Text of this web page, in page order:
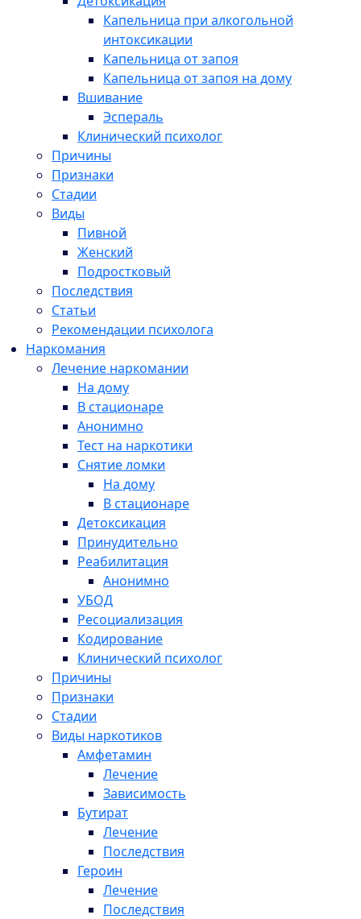
Капельница при алкогольной
интоксикации
Капельница от запоя
Капельница от запоя на дому
Вшивание
Эспераль
Клинический психолог
Причины
Признаки
Стадии
Виды
Пивной
Женский
Подростковый
Последствия
Статьи
Рекомендации психолога
Наркомания
Лечение наркомании
На дому
В стационаре
Анонимно
Тест на наркотики
Снятие ломки
На дому
В стационаре
Детоксикация
Принудительно
Реабилитация
Анонимно
УБОД
Ресоциализация
Кодирование
Клинический психолог
Причины
Признаки
Стадии
Виды наркотиков
Амфетамин
Лечение
Зависимость
Бутират
Лечение
Последствия
Героин
Лечение
Последствия